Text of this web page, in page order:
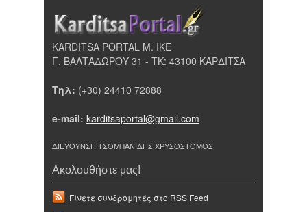
KARDITSA PORTAL Μ. ΙΚΕ
Γ. ΒΑΛΤΑΔΩΡΟΥ 31 - ΤΚ: 43100 ΚΑΡΔΙΤΣΑ
Τηλ: (+30) 24410 72888
e-mail: karditsaportal@gmail.com
ΔΙΕΥΘΥΝΣΗ ΤΣΟΜΠΑΝΙΔΗΣ ΧΡΥΣΟΣΤΟΜΟΣ
Ακολουθήστε μας!
Γίνετε συνδρομητές στο RSS Feed